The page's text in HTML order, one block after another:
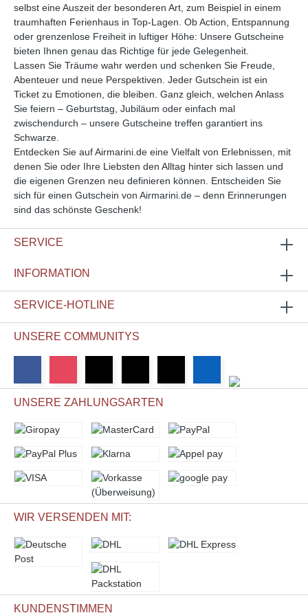
selbst eine Auszeit der besonderen Art, zum Beispiel in einem
traumhaften Ferienhaus in Top-Lagen. Ob Action, Entspannung
oder grenzenlose Freiheit in luftiger Höhe: Unsere Gutscheine
bieten Ihnen genau das Richtige für jede Gelegenheit.
Lassen Sie Träume wahr werden und schenken Sie Freude,
Abenteuer und neue Perspektiven. Jeder Gutschein ist ein
Ticket zu Emotionen, die bleiben. Ganz gleich, welchen Anlass
Sie feiern – Geburtstag, Jubiläum oder einfach mal
zwischendurch – unsere Gutscheine treffen garantiert ins
Schwarze.
Entdecken Sie auf Airmarini.de eine Vielfalt von Erlebnissen, mit
denen Sie oder Ihre Liebsten den Alltag hinter sich lassen und
die eigenen Grenzen neu definieren können. Entscheiden Sie
sich für einen Gutschein von Airmarini.de – denn Erinnerungen
sind das schönste Geschenk!
SERVICE
INFORMATION
SERVICE-HOTLINE
UNSERE COMMUNITYS
UNSERE ZAHLUNGSARTEN
WIR VERSENDEN MIT:
KUNDENSTIMMEN